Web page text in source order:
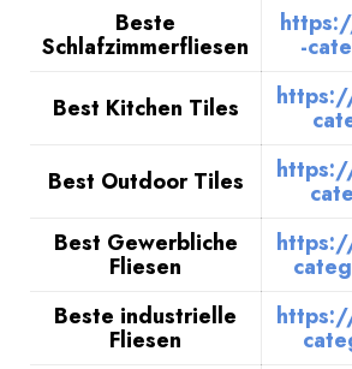
Beste
Schlafzimmerfliesen
-
Best Kitchen Tiles
Best Outdoor Tiles
Best Gewerbliche
Fliesen
Beste industrielle
Fliesen